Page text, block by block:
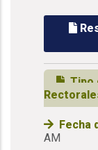
Tipo
Fecha
AM